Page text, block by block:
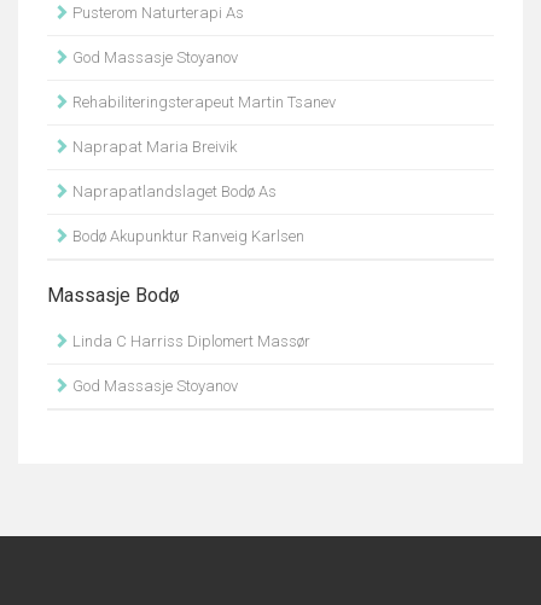
Pusterom Naturterapi As
God Massasje Stoyanov
Rehabiliteringsterapeut Martin Tsanev
Naprapat Maria Breivik
Naprapatlandslaget Bodø As
Bodø Akupunktur Ranveig Karlsen
Massasje Bodø
Linda C Harriss Diplomert Massør
God Massasje Stoyanov